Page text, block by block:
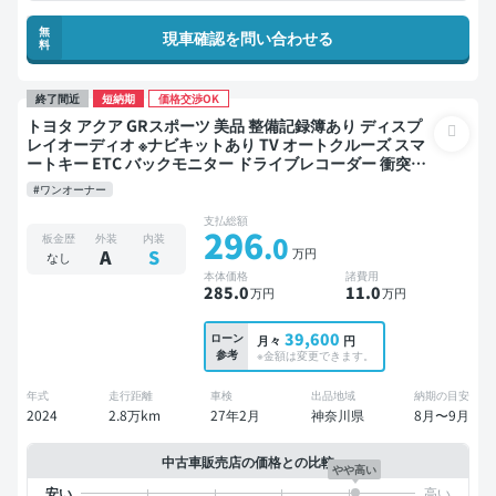
無
料
現車確認を問い合わせる
終了間近 短納期 価格交渉OK
トヨタ アクア GRスポーツ 美品 整備記録簿あり ディスプ
レイオーディオ ※ナビキットあり TV オートクルーズ スマ
ートキー ETC バックモニター ドライブレコーダー 衝突軽
減#ワンオーナー
板金歴
なし
外装
A
内装
S
支払総額
296.0 万円
本体価格
285.0万円
諸費用
11.0万円
ローン
参考
月々 39,600 円
※金額は変更できます。
年式
2024
走行距離
2.8万km
車検
27年2月
出品地域
神奈川県
納期の目安
8月〜9月
中古車販売店の価格との比較やや高い